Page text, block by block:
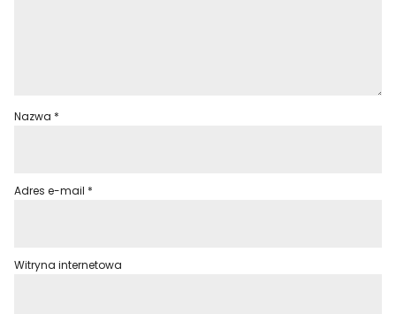
Nazwa *
Adres e-mail *
Witryna internetowa